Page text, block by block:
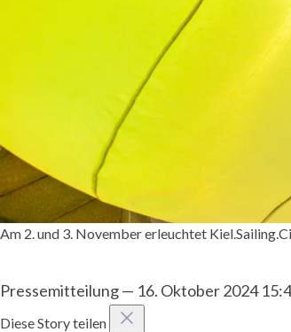
Am 2. und 3. November erleuchtet
Pressemitteilung— 16. Oktober 2024
Diese Story teilen